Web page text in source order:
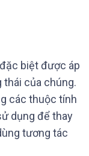
biệt được áp
của chúng.
các thuộc tính
dụng để thay
tương tác